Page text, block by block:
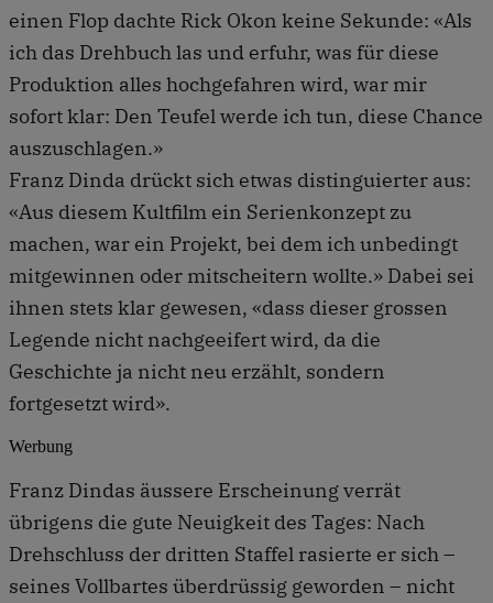
einen Flop dachte Rick Okon keine Sekunde: «Als
ich das Drehbuch las und erfuhr, was für diese
Produktion alles hochgefahren wird, war mir
sofort klar: Den Teufel werde ich tun, diese Chance
auszuschlagen.»
Franz Dinda drückt sich etwas distinguierter aus:
«Aus diesem Kultfilm ein Serienkonzept zu
machen, war ein Projekt, bei dem ich unbedingt
mitgewinnen oder mitscheitern wollte.» Dabei sei
ihnen stets klar gewesen, «dass dieser grossen
Legende nicht nachgeeifert wird, da die
Geschichte ja nicht neu erzählt, sondern
fortgesetzt wird».
Werbung
Franz Dindas äussere Erscheinung verrät
übrigens die gute Neuigkeit des Tages: Nach
Drehschluss der dritten Staffel rasierte er sich –
seines Vollbartes überdrüssig geworden – nicht